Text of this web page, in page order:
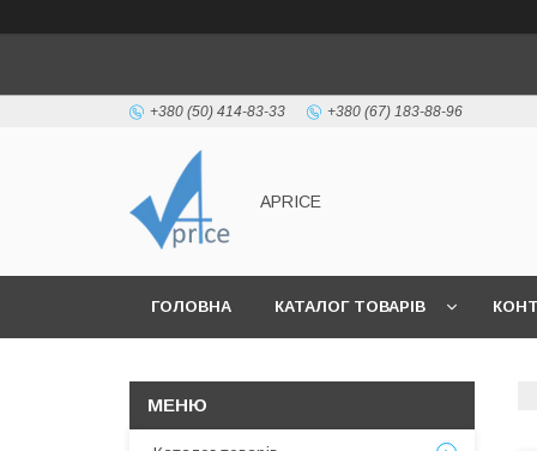
+380 (50) 414-83-33 +380 (67) 183-88-96
APRICE
ГОЛОВНА КАТАЛОГ ТОВАРІВ